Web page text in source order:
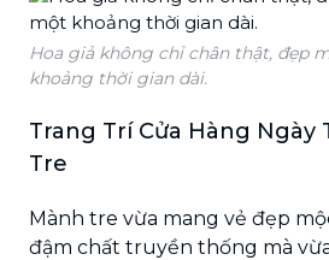
Hoa giả không chỉ chân thật, đẹp
khoảng thời gian dài.
Trang Trí Cửa Hàng Ngày
Tre
Mành tre vừa mang vẻ đẹp
đậm chất truyền thống mà